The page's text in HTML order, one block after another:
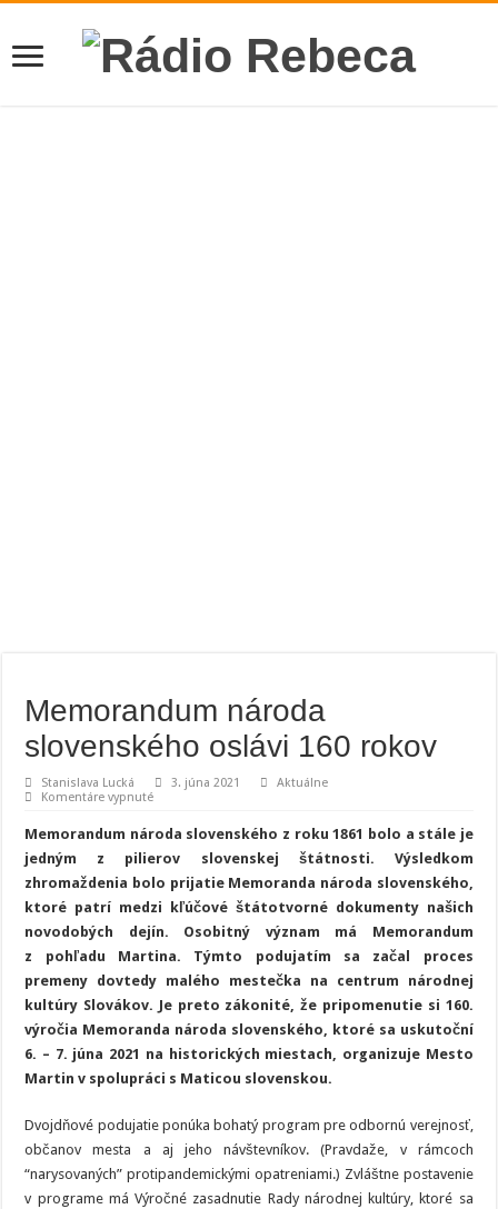
Memorandum národa
slovenského oslávi 160 rokov
Stanislava Lucká 3. júna 2021
Aktuálne
Komentáre vypnuténa
národa
slovenského
oslávi
rokov
Memorandum národa slovenského z roku 1861 bolo a stále je
jedným z pilierov slovenskej štátnosti. Výsledkom
zhromaždenia bolo prijatie Memoranda národa slovenského,
ktoré patrí medzi kľúčové štátotvorné dokumenty našich
novodobých dejín. Osobitný význam má Memorandum
z pohľadu Martina. Týmto podujatím sa začal proces
premeny dovtedy malého mestečka na centrum národnej
kultúry Slovákov. Je preto zákonité, že pripomenutie si 160.
výročia Memoranda národa slovenského, ktoré sa uskutoční
6. – 7. júna 2021 na historických miestach, organizuje Mesto
Martin v spolupráci s Maticou slovenskou.
Dvojdňové podujatie ponúka bohatý program pre odbornú verejnosť,
občanov mesta a aj jeho návštevníkov. (Pravdaže, v rámcoch
“narysovaných” protipandemickými opatreniami.) Zvláštne postavenie
v programe má Výročné zasadnutie Rady národnej kultúry, ktoré sa